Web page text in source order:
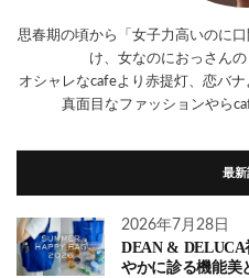
思春期の頃から「女子力高いのに
け、女なのにおっさん
オシャレなcafeより赤提灯、恋バ
真面目なファッションやら
最新
2026年7月28日
DEAN & DELUCA
やかに診る機能美